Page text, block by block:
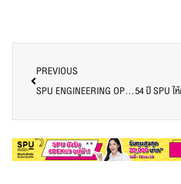
PREVIOUS
SPU ENGINEERING OPEN HOUSE 2024 สานพลังนวัตกรรม สู่เส้นทางวิศวกรมืออาชีพ อธิการบดี ม.ศรีปทุม นำทีมผู้บริหาร เยี่ยมชมผลงาน สร้างแรงบันดาลใจให้นักศึกษา